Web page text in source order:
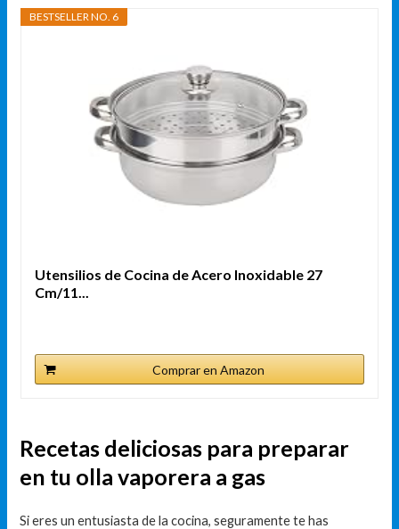
BESTSELLER NO. 6
Utensilios de Cocina de Acero Inoxidable 27
Cm/11...
Comprar en Amazon
Recetas deliciosas para preparar
en tu olla vaporera a gas
Si eres un entusiasta de la cocina, seguramente te has